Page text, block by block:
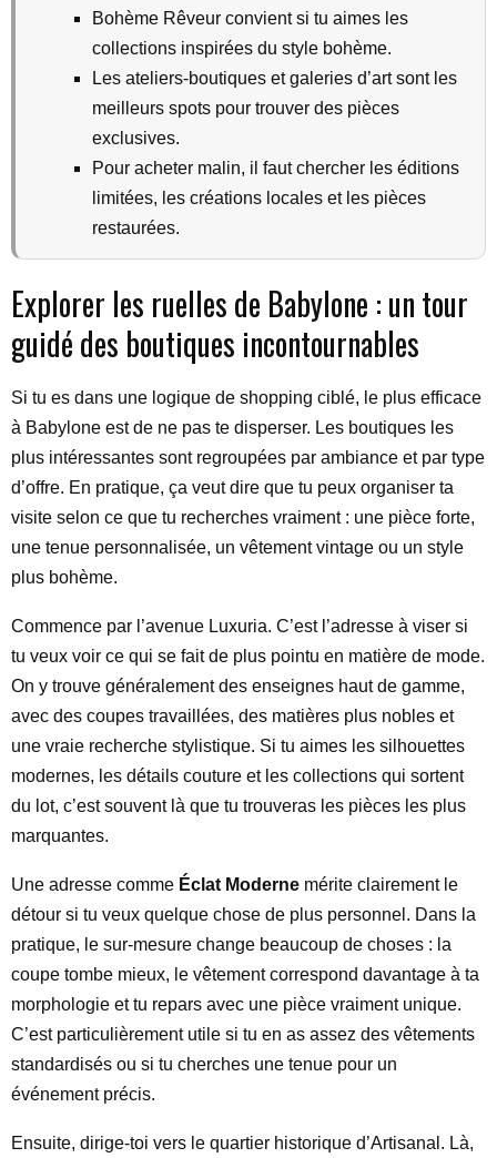
Bohème Rêveur convient si tu aimes les
collections inspirées du style bohème.
Les ateliers-boutiques et galeries d’art sont les
meilleurs spots pour trouver des pièces
exclusives.
Pour acheter malin, il faut chercher les éditions
limitées, les créations locales et les pièces
restaurées.
Explorer les ruelles de Babylone : un tour
guidé des boutiques incontournables
Si tu es dans une logique de shopping ciblé, le plus efficace
à Babylone est de ne pas te disperser. Les boutiques les
plus intéressantes sont regroupées par ambiance et par type
d’offre. En pratique, ça veut dire que tu peux organiser ta
visite selon ce que tu recherches vraiment : une pièce forte,
une tenue personnalisée, un vêtement vintage ou un style
plus bohème.
Commence par l’avenue Luxuria. C’est l’adresse à viser si
tu veux voir ce qui se fait de plus pointu en matière de mode.
On y trouve généralement des enseignes haut de gamme,
avec des coupes travaillées, des matières plus nobles et
une vraie recherche stylistique. Si tu aimes les silhouettes
modernes, les détails couture et les collections qui sortent
du lot, c’est souvent là que tu trouveras les pièces les plus
marquantes.
Une adresse comme Éclat Moderne mérite clairement le
détour si tu veux quelque chose de plus personnel. Dans la
pratique, le sur-mesure change beaucoup de choses : la
coupe tombe mieux, le vêtement correspond davantage à ta
morphologie et tu repars avec une pièce vraiment unique.
C’est particulièrement utile si tu en as assez des vêtements
standardisés ou si tu cherches une tenue pour un
événement précis.
Ensuite, dirige-toi vers le quartier historique d’Artisanal. Là,